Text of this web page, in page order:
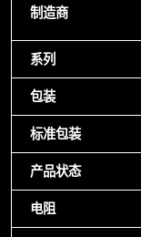
制造商
系列
包装
标准包装
产品状态
电阻